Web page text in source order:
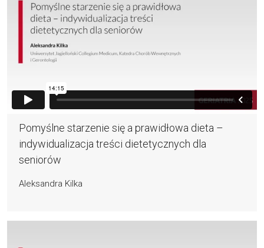
Pomyślne starzenie się a prawidłowa dieta –
indywidualizacja treści dietetycznych dla
seniorów
Aleksandra Kilka